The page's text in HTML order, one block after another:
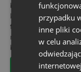
bez trudu
klientów lub
firmy. Te
niezastąpione
branżowych lub
Zamów torby z
przypadku
inne pliki
w celu